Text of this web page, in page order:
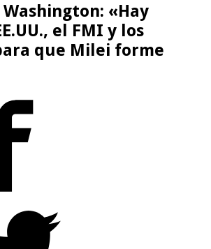
«Hay
el FMI y los
que Milei forme